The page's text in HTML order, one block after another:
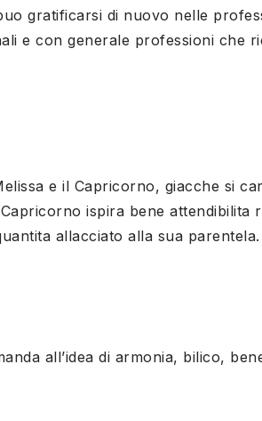
gratificarsi di nuovo nelle
e con generale professioni che
e il Capricorno, giacche si
ispira bene attendibilita
allacciato alla sua parentela.
all’idea di armonia, bilico,